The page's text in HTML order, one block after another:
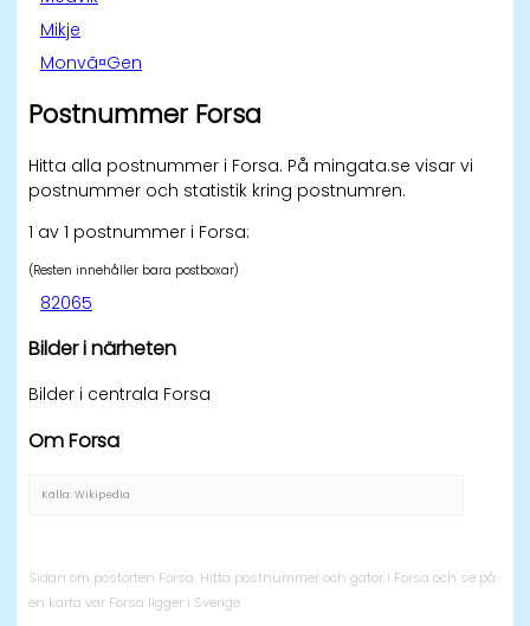
Mikje
Monvã¤Gen
Postnummer Forsa
Hitta alla postnummer i Forsa. På mingata.se visar vi
postnummer och statistik kring postnumren.
1 av 1 postnummer i Forsa:
(Resten innehåller bara postboxar)
82065
Bilder i närheten
Bilder i centrala Forsa
Om Forsa
Källa: Wikipedia
Sidan om postorten Forsa. Hitta postnummer och gator i Forsa och se på
en karta var Forsa ligger i Sverige.